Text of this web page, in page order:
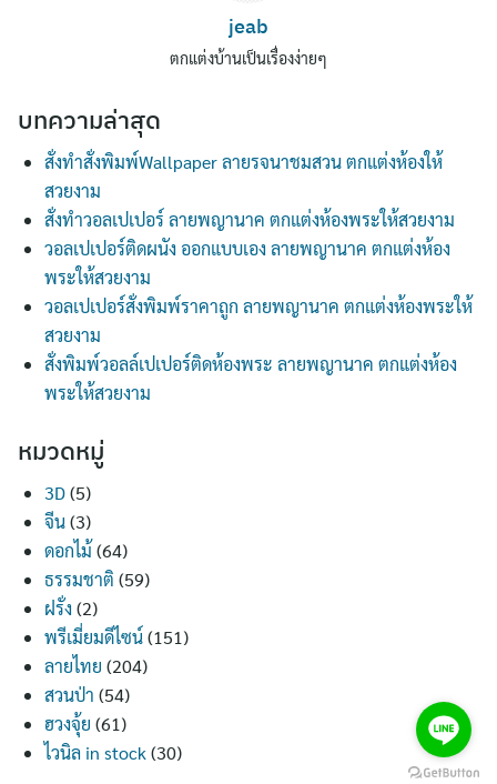
jeab
ตกแต่งบ้านเป็นเรื่องง่ายๆ
บทความล่าสุด
สั่งทำสั่งพิมพ์Wallpaper ลายรจนาชมสวน ตกแต่งห้องให้
สวยงาม
สั่งทำวอลเปเปอร์ ลายพญานาค ตกแต่งห้องพระให้สวยงาม
วอลเปเปอร์ติดผนัง ออกแบบเอง ลายพญานาค ตกแต่งห้อง
พระให้สวยงาม
วอลเปเปอร์สั่งพิมพ์ราคาถูก ลายพญานาค ตกแต่งห้องพระให้
สวยงาม
สั่งพิมพ์วอลล์เปเปอร์ติดห้องพระ ลายพญานาค ตกแต่งห้อง
พระให้สวยงาม
หมวดหมู่
3D(5)
จีน(3)
ดอกไม้ (64)
ธรรมชาติ (59)
ฝรั่ง (2)
พรีเมี่ยมดีไซน์(151)
ลายไทย (204)
สวนป่า (54)
ฮวงจุ้ย (61)
ไวนิล in stock(30)